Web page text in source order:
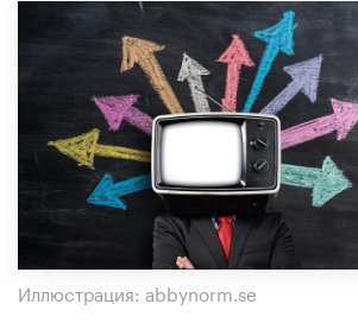
Иллюстрация: abbynorm.se